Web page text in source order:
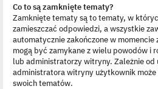
Co to są zamknięte tematy?
Zamknięte tematy są to tematy, w
zamieszczać odpowiedzi, a wszystkie
automatycznie zakończone w
mogą być zamykane z wielu powodów i
lub administratorzy witryny. Zależnie od
administratora witryny użytkownik
swoich tematów.